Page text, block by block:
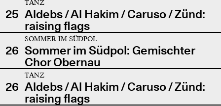
25
TANZ
Aldebs / Al Hakim / Caruso / Zünd:
raising flags
26
SOMMER IM SÜDPOL
Sommer im Südpol: Gemischter
Chor Obernau
26
TANZ
Aldebs / Al Hakim / Caruso / Zünd:
raising flags